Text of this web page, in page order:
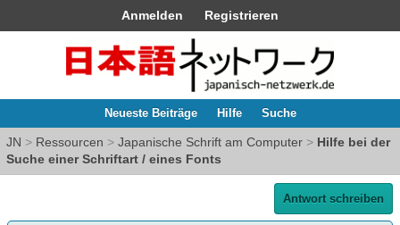
Anmelden Registrieren
Neueste Beiträge Hilfe Suche
JN > Ressourcen > Japanische Schrift am Computer > Hilfe bei der
Suche einer Schriftart / eines Fonts
Antwort schreiben